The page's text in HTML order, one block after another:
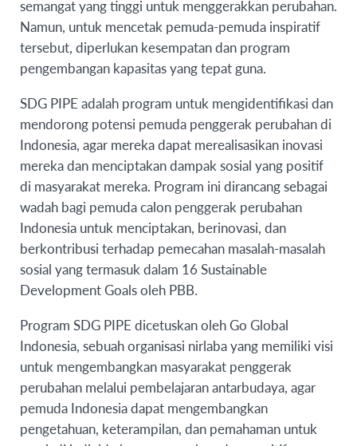
semangat yang tinggi untuk menggerakkan perubahan.
Namun, untuk mencetak pemuda-pemuda inspiratif
tersebut, diperlukan kesempatan dan program
pengembangan kapasitas yang tepat guna.
SDG PIPE adalah program untuk mengidentifikasi dan
mendorong potensi pemuda penggerak perubahan di
Indonesia, agar mereka dapat merealisasikan inovasi
mereka dan menciptakan dampak sosial yang positif
di masyarakat mereka. Program ini dirancang sebagai
wadah bagi pemuda calon penggerak perubahan
Indonesia untuk menciptakan, berinovasi, dan
berkontribusi terhadap pemecahan masalah-masalah
sosial yang termasuk dalam 16 Sustainable
Development Goals oleh PBB.
Program SDG PIPE dicetuskan oleh Go Global
Indonesia, sebuah organisasi nirlaba yang memiliki visi
untuk mengembangkan masyarakat penggerak
perubahan melalui pembelajaran antarbudaya, agar
pemuda Indonesia dapat mengembangkan
pengetahuan, keterampilan, dan pemahaman untuk